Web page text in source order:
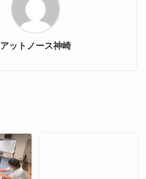
アットノース神崎